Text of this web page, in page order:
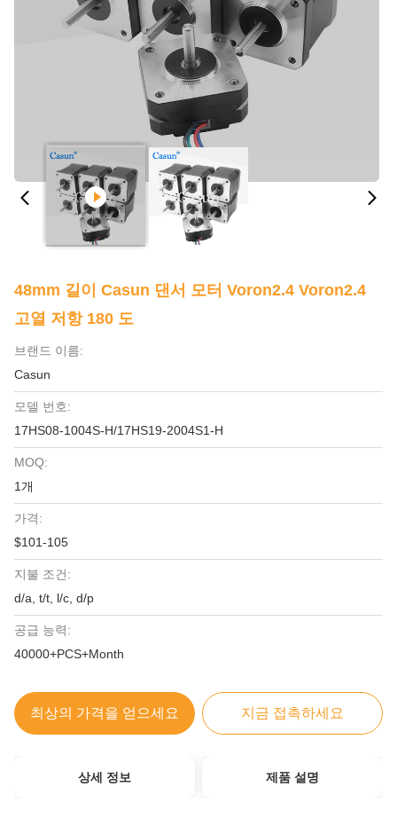
48mm 길이 Casun 댄서 모터 Voron2.4 Voron2.4
고열 저항 180 도
브랜드 이름:
Casun
모델 번호:
17HS08-1004S-H/17HS19-2004S1-H
MOQ:
1개
가격:
$101-105
지불 조건:
d/a, t/t, l/c, d/p
공급 능력:
40000+PCS+Month
최상의 가격을 얻으세요 지금 접촉하세요
상세 정보 제품 설명